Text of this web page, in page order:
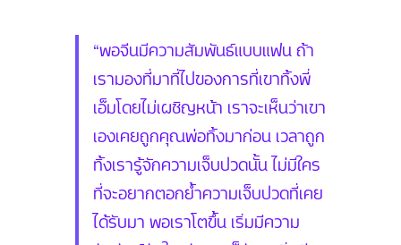
“พอจีนมีความสัมพันธ์แบบแฟน ถ้า
เรามองที่มาที่ไปของการที่เขาทิ้งพี่
เอ็มโดยไม่เผชิญหน้า เราจะเห็นว่าเขา
เองเคยถูกคุณพ่อทิ้งมาก่อน เวลาถูก
ทิ้งเรารู้จักความเจ็บปวดนั้น ไม่มีใคร
ที่จะอยากตอกย้ำความเจ็บปวดที่เคย
ได้รับมา พอเราโตขึ้น เริ่มมีความ